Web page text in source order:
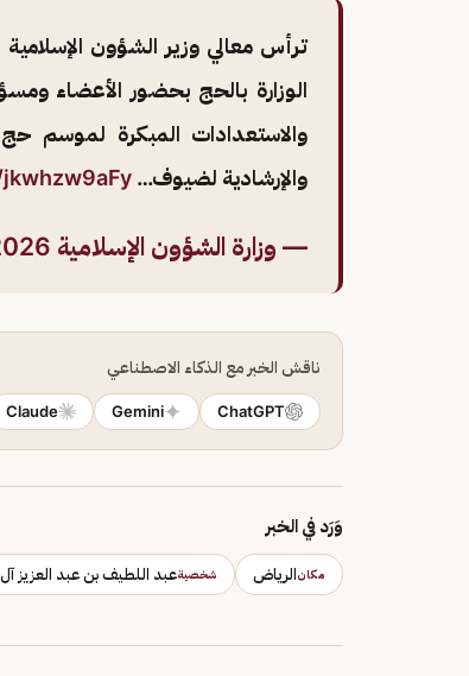
ترأس معالي وزير الشؤون
الوزارة بالحج بحضور الأعضاء
والإرشادية لضيوف…
— وزارة الشؤون الإسلامية 🇸🇦 (@Saudi_Moia)
ناقش الخبر مع الذكاء الاصطناعي
ChatGPT
Gemini
Claude
وَرَد في الخبر
مكانالرياض شخصيةعبد اللطيف بن عبد العزيز